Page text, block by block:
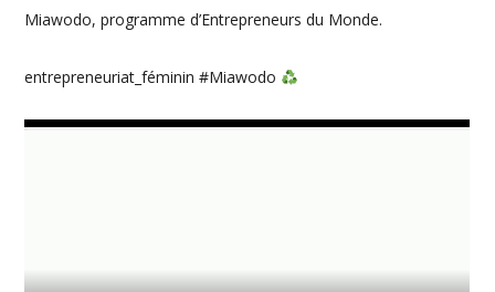
Miawodo, programme d’Entrepreneurs du Monde.
entrepreneuriat_féminin #Miawodo